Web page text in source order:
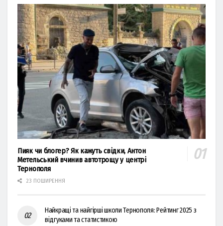
Пияк чи блогер? Як кажуть свідки, Антон
Метельський вчинив автотрощу у центрі
Тернополя
23 ПОШИРЕННЯ
Найкращі та найгірші школи Тернополя: Рейтинг 2025 з
відгуками та статистикою